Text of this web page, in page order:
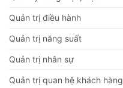
Quản trị điều hành
Quản trị năng suất
Quản trị nhân sự
Quản trị quan hệ khách hàng